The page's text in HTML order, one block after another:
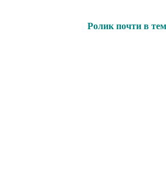
Ролик почти в